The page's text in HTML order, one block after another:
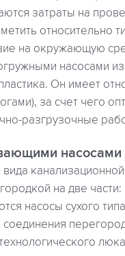
затраты на
относительно
на окружающую
насосами
Он имеет
за счет чего
разгрузочные
насосами
на две
насосы сухого